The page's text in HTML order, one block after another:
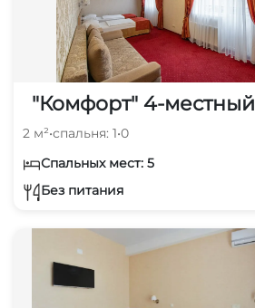
"Комфорт" 4-местный
2 м²•спальня: 1•0
Спальных мест: 5
Без питания